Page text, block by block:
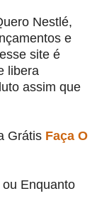
Nestlé,
e
site é
libera
assim que
Grátis Faça O
Enquanto